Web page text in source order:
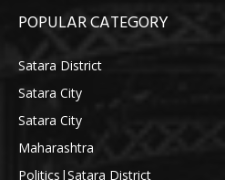
POPULAR CATEGORY
Satara District
Satara City
Satara City
Maharashtra
Politics|Satara District